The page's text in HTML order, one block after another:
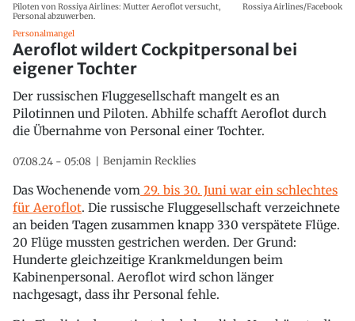
Piloten von Rossiya Airlines: Mutter Aeroflot versucht,
Personal abzuwerben.
Rossiya Airlines/Facebook
Personalmangel
Aeroflot wildert Cockpitpersonal bei
eigener Tochter
Der russischen Fluggesellschaft mangelt es an
Pilotinnen und Piloten. Abhilfe schafft Aeroflot durch
die Übernahme von Personal einer Tochter.
07.08.24 - 05:08 Benjamin Recklies
Das Wochenende vom 29. bis 30. Juni war ein schlechtes
für Aeroflot. Die russische Fluggesellschaft verzeichnete
an beiden Tagen zusammen knapp 330 verspätete Flüge.
20 Flüge mussten gestrichen werden. Der Grund:
Hunderte gleichzeitige Krankmeldungen beim
Kabinenpersonal. Aeroflot wird schon länger
nachgesagt, dass ihr Personal fehle.